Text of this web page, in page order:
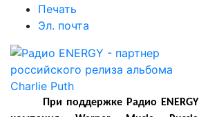
Печать
Эл. почта
При поддержке Радио ENERGY